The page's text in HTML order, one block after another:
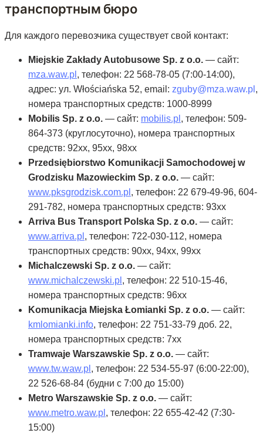
транспортным бюро
Для каждого перевозчика существует свой контакт:
Miejskie Zakłady Autobusowe Sp. z o.o. — сайт:
mza.waw.pl , телефон: 22 568-78-05 (7:00-14:00),
адрес: ул. Włościańska 52, email: zguby@mza.waw.pl ,
номера транспортных средств: 1000-8999
Mobilis Sp. z o.o. — сайт: mobilis.pl , телефон: 509-
864-373 (круглосуточно), номера транспортных
средств: 92xx, 95xx, 98xx
Przedsiębiorstwo Komunikacji Samochodowej w
Grodzisku Mazowieckim Sp. z o.o. — сайт:
www.pksgrodzisk.com.pl , телефон: 22 679-49-96, 604-
291-782, номера транспортных средств: 93xx
Arriva Bus Transport Polska Sp. z o.o. — сайт:
www.arriva.pl , телефон: 722-030-112, номера
транспортных средств: 90xx, 94xx, 99xx
Michalczewski Sp. z o.o. — сайт:
www.michalczewski.pl , телефон: 22 510-15-46,
номера транспортных средств: 96xx
Komunikacja Miejska Łomianki Sp. z o.o. — сайт:
kmlomianki.info, телефон: 22 751-33-79 доб. 22,
номера транспортных средств: 7xx
Tramwaje Warszawskie Sp. z o.o. — сайт:
www.tw.waw.pl , телефон: 22 534-55-97 (6:00-22:00),
22 526-68-84 (будни с 7:00 до 15:00)
Metro Warszawskie Sp. z o.o. — сайт:
www.metro.waw.pl , телефон: 22 655-42-42 (7:30-
15:00)